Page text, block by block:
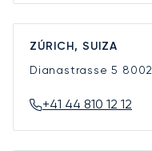
ZÚRICH, SUIZA
Dianastrasse 5 8002
+41 44 810 12 12